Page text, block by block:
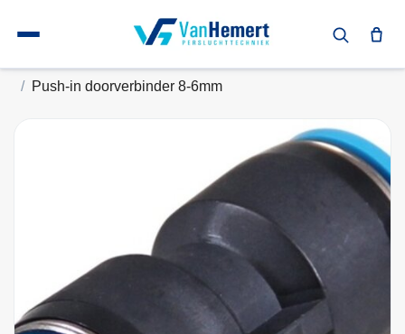
Terug naar home
Push-in doorverbinder 8-6mm